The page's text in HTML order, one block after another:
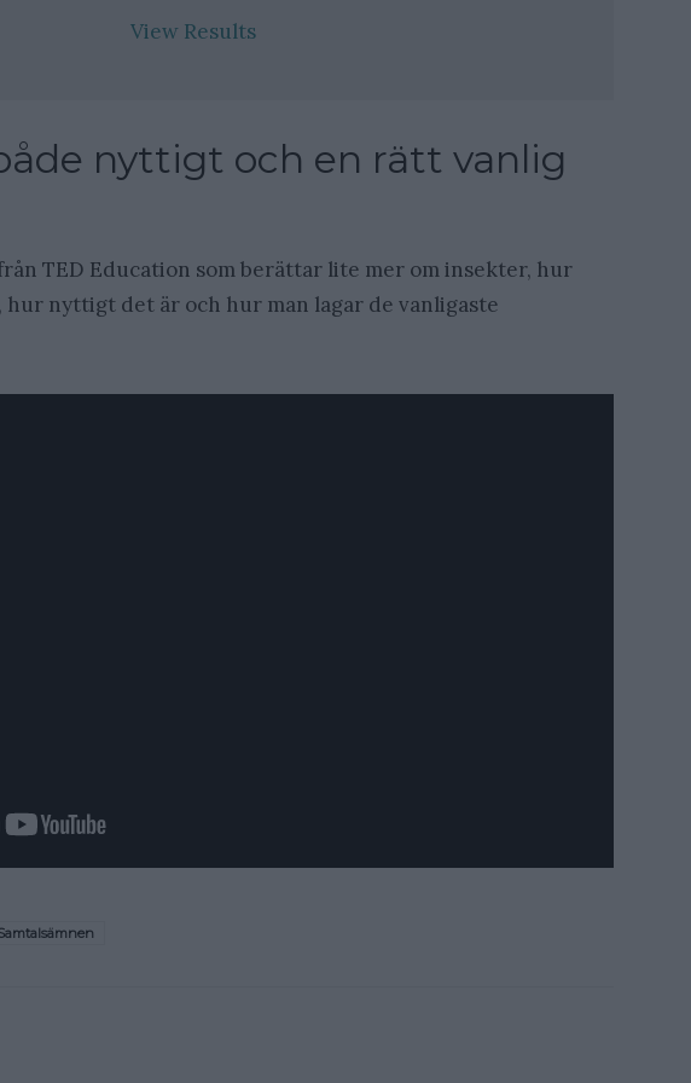
View Results
nyttigt och en rätt vanlig
TED Education som berättar lite mer om insekter, hur
hur nyttigt det är och hur man lagar de vanligaste